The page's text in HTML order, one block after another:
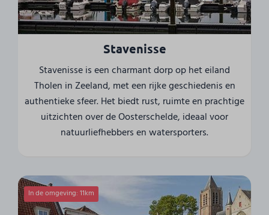
Stavenisse
Stavenisse is een charmant dorp op het eiland
Tholen in Zeeland, met een rijke geschiedenis en
authentieke sfeer. Het biedt rust, ruimte en prachtige
uitzichten over de Oosterschelde, ideaal voor
natuurliefhebbers en watersporters.
In de omgeving: 11km